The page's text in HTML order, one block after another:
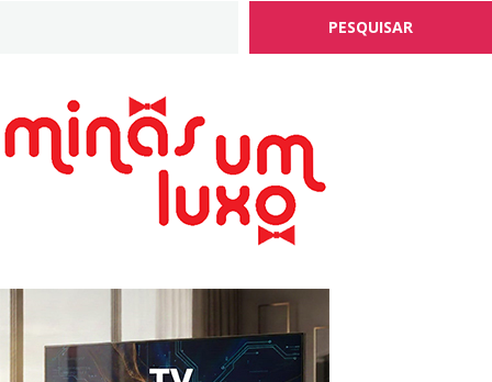
PESQUISAR